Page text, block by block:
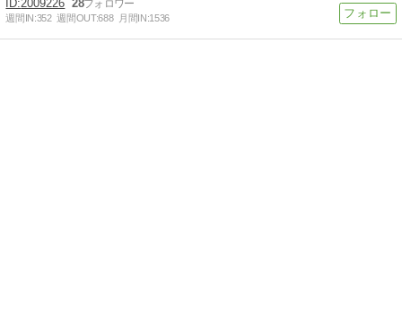
2009226 28
週間IN:352 週間OUT:688 月間IN:1536